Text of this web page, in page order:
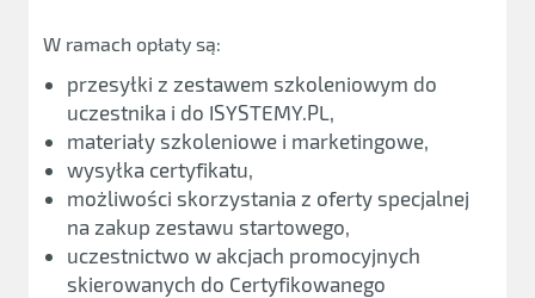
W ramach opłaty są:
przesyłki z zestawem szkoleniowym do
uczestnika i do ISYSTEMY.PL,
materiały szkoleniowe i marketingowe,
wysyłka certyfikatu,
możliwości skorzystania z oferty specjalnej
na zakup zestawu startowego,
uczestnictwo w akcjach promocyjnych
skierowanych do Certyfikowanego